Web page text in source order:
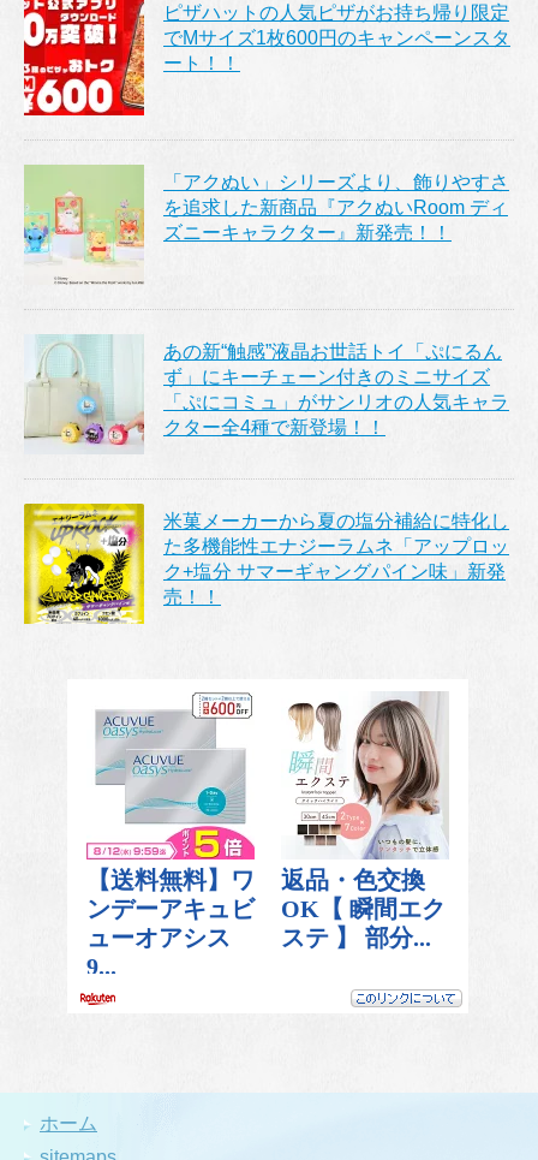
ピザハットの人気ピザがお持ち帰り限定
でMサイズ1枚600円のキャンペーンスタ
ート！！
「アクぬい」シリーズより、飾りやすさ
を追求した新商品『アクぬいRoom ディ
ズニーキャラクター』新発売！！
あの新“触感”液晶お世話トイ「ぷにるん
ず」にキーチェーン付きのミニサイズ
「ぷにコミュ」がサンリオの人気キャラ
クター全4種で新登場！！
米菓メーカーから夏の塩分補給に特化し
た多機能性エナジーラムネ「アップロッ
ク+塩分 サマーギャングパイン味」新発
売！！
ホーム